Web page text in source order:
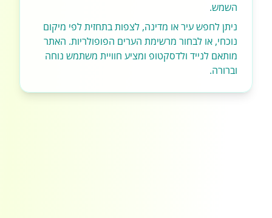
השמש.
ניתן לחפש עיר או מדינה, לצפות בתחזית לפי מיקום
נוכחי, או לבחור מרשימת הערים הפופולריות. האתר
מותאם לנייד ולדסקטופ ומציע חוויית משתמש נוחה
וברורה.